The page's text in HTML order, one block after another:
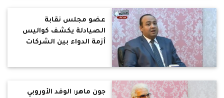
عضو مجلس نقابة
الصيادلة يكشف كواليس
أزمة الدواء بين الشركات
جون ماهر: الوفد الأوروبي